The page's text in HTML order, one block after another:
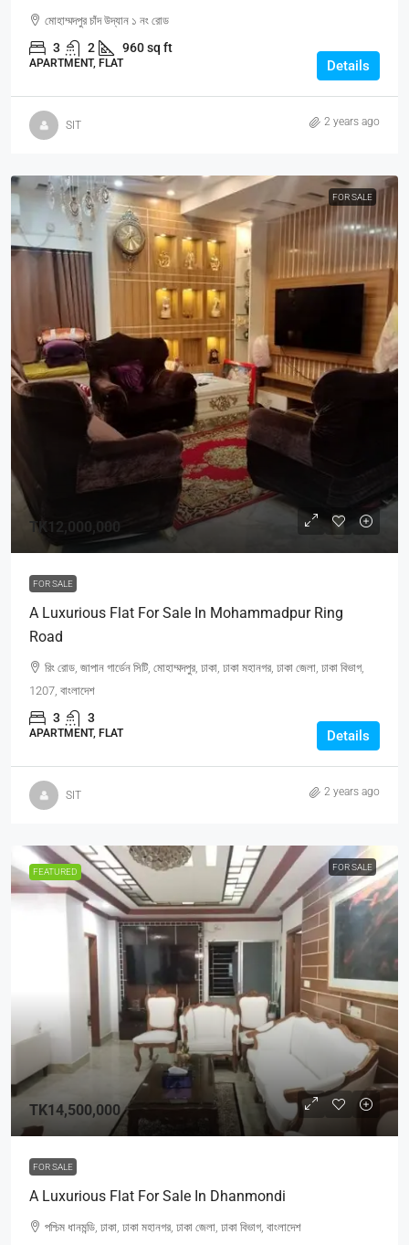
মোহাম্মদপুর চাঁদ উদ্যান ১ নং রোড
3 2 960 sq ft
APARTMENT, FLAT Details
SIT 2 years ago
FOR SALE
TK12,000,000
FOR SALE
A Luxurious Flat For Sale In Mohammadpur Ring
Road
রিং রোড, জাপান গার্ডেন সিটি, মোহাম্মদপুর, ঢাকা, ঢাকা মহানগর, ঢাকা জেলা, ঢাকা বিভাগ,
1207, বাংলাদেশ
3 3
APARTMENT, FLAT Details
SIT 2 years ago
FEATURED FOR SALE
TK14,500,000
FOR SALE
A Luxurious Flat For Sale In Dhanmondi
পশ্চিম ধানমন্ডি, ঢাকা, ঢাকা মহানগর, ঢাকা জেলা, ঢাকা বিভাগ, বাংলাদেশ